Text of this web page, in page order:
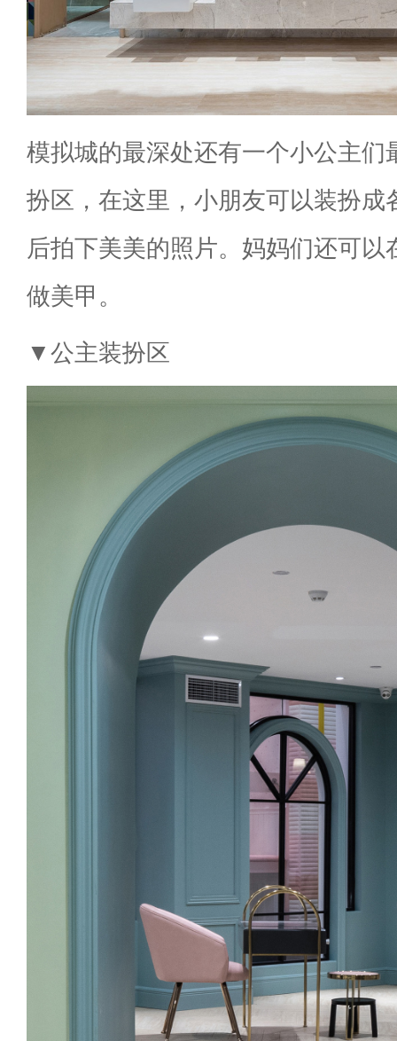
模拟城的最深处还有一个小公主们
扮区，在这里，小朋友可以装扮成
后拍下美美的照片。妈妈们还可以
做美甲。
▼公主装扮区